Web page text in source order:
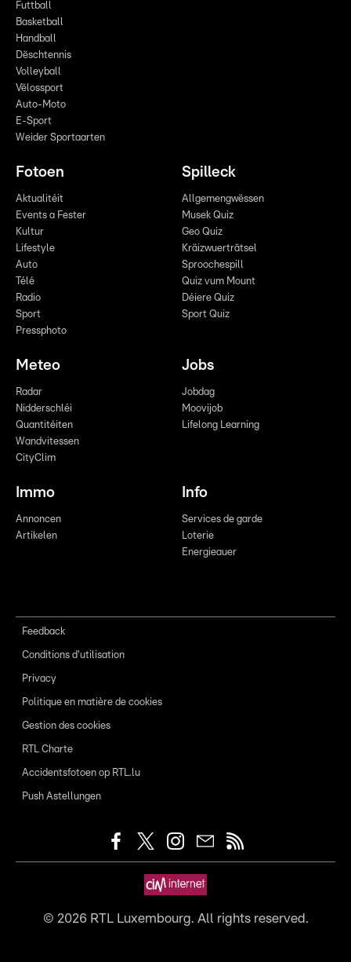
Futtball
Basketball
Handball
Dëschtennis
Volleyball
Vëlossport
Auto-Moto
E-Sport
Weider Sportaarten
Fotoen
Aktualitéit
Events a Fester
Kultur
Lifestyle
Auto
Télé
Radio
Sport
Pressphoto
Spilleck
Allgemengwëssen
Musek Quiz
Geo Quiz
Kräizwuerträtsel
Sproochespill
Quiz vum Mount
Déiere Quiz
Sport Quiz
Meteo
Radar
Nidderschléi
Quantitéiten
Wandvitessen
CityClim
Jobs
Jobdag
Moovijob
Lifelong Learning
Immo
Annoncen
Artikelen
Info
Services de garde
Loterie
Energieauer
Feedback
Conditions d'utilisation
Privacy
Politique en matière de cookies
Gestion des cookies
RTL Charte
Accidentsfotoen op RTL.lu
Push Astellungen
© 2026RTL Luxembourg. All rights reserved.